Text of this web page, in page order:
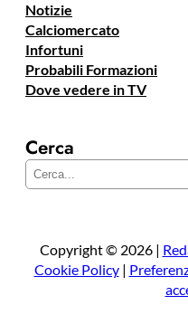
Notizie
Calciomercato
Infortuni
Probabili Formazioni
Dove vedere in TV
Cerca
Copyright © 2026 |
Cookie Policy|